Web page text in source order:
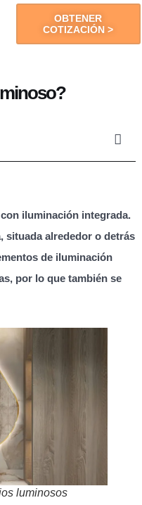
OBTENER
COTIZACIÓN >
iluminación integrada.
situada alrededor o detrás
de iluminación
por lo que también se
luminosos